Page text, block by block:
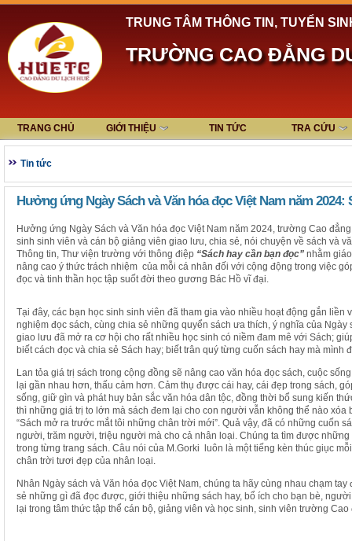
TRUNG TÂM THÔNG TIN, TUYỂN
TRƯỜNG CAO ĐẲNG
TRANG CHỦ GIỚI THIỆU TIN TỨC TRA CỨU
Tin tức
Hưởng ứng Ngày Sách và Văn hóa đọc Việt Nam năm 2024:
Hưởng ứng Ngày Sách và Văn hóa đọc Việt Nam năm 2024, trường Cao
sinh sinh viên và cán bộ giảng viên giao lưu, chia sẻ, nói chuyện về sách và
Thông tin, Thư viện trường với thông điệp “Sách hay cần bạn đọc” nhằm
nâng cao ý thức trách nhiệm của mỗi cá nhân đối với cộng động trong việc
đọc và tinh thần học tập suốt đời theo gương Bác Hồ vĩ đại.
Tại đây, các bạn học sinh sinh viên đã tham gia vào nhiều hoạt động gắn
nghiệm đọc sách, cùng chia sẻ những quyển sách ưa thích, ý nghĩa của
giao lưu đã mở ra cơ hội cho rất nhiều học sinh có niềm đam mê với Sách;
biết cách đọc và chia sẻ Sách hay; biết trân quý từng cuốn sách hay mà mình
Lan tỏa giá trị sách trong cộng đồng sẽ nâng cao văn hóa đọc sách, cuộc
lại gần nhau hơn, thấu cảm hơn. Cảm thụ được cái hay, cái đẹp trong sách,
sống, giữ gìn và phát huy bản sắc văn hóa dân tộc, đồng thời bổ sung kiến
thì những giá trị to lớn mà sách đem lại cho con người vẫn không thể nào
“Sách mở ra trước mắt tôi những chân trời mới”. Quả vậy, đã có những cuốn
người, trăm người, triệu người mà cho cả nhân loại. Chúng ta tìm được
trong từng trang sách. Câu nói của M.Gorki luôn là một tiếng kèn thúc giục
chân trời tươi đẹp của nhân loại.
Nhân Ngày sách và Văn hóa đọc Việt Nam, chúng ta hãy cùng nhau chạm
sẻ những gì đã đọc được, giới thiệu những sách hay, bổ ích cho bạn bè,
lại trong tâm thức tập thể cán bộ, giảng viên và học sinh, sinh viên trường